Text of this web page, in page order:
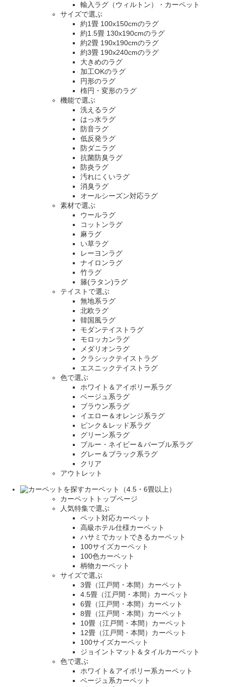
輸入ラグ（ウィルトン）・カーペット
サイズで選ぶ
約1畳 100x150cmのラグ
約1.5畳 130x190cmのラグ
約2畳 190x190cmのラグ
約3畳 190x240cmのラグ
大きめのラグ
加工OKのラグ
円形のラグ
楕円・変形のラグ
機能で選ぶ
洗えるラグ
はっ水ラグ
防音ラグ
低反発ラグ
防ダニラグ
抗菌防臭ラグ
防炎ラグ
汚れにくいラグ
消臭ラグ
オールシーズン対応ラグ
素材で選ぶ
ウールラグ
コットンラグ
麻ラグ
い草ラグ
レーヨンラグ
ナイロンラグ
竹ラグ
籐(ラタン)ラグ
テイストで選ぶ
無地系ラグ
北欧ラグ
韓国風ラグ
モダンテイストラグ
モロッカンラグ
メダリオンラグ
クラシックテイストラグ
エスニックテイストラグ
色で選ぶ
ホワイト＆アイボリー系ラグ
ベージュ系ラグ
ブラウン系ラグ
イエロー＆オレンジ系ラグ
ピンク＆レッド系ラグ
グリーン系ラグ
ブルー・ネイビー＆パープル系ラグ
グレー＆ブラック系ラグ
クリア
アウトレット
カーペット（4.5・6畳以上）
カーペットトップページ
人気特集で選ぶ
ペット対応カーペット
高級ホテル仕様カーペット
ハサミでカットできるカーペット
100サイズカーペット
100色カーペット
柄物カーペット
サイズで選ぶ
3畳（江戸間・本間）カーペット
4.5畳（江戸間・本間）カーペット
6畳（江戸間・本間）カーペット
8畳（江戸間・本間）カーペット
10畳（江戸間・本間）カーペット
12畳（江戸間・本間）カーペット
100サイズカーペット
ジョイントマット＆タイルカーペット
色で選ぶ
ホワイト＆アイボリー系カーペット
ベージュ系カーペット